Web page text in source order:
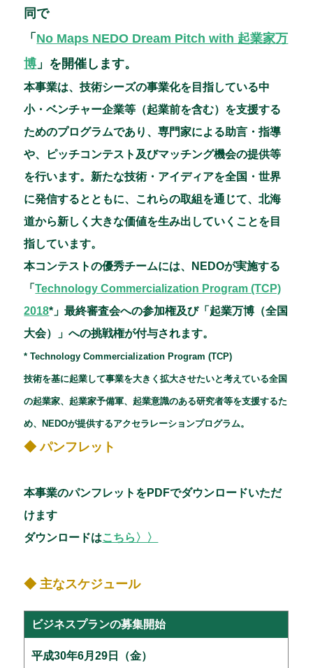
o
k
n
同で
「 No Maps NEDO Dream Pitch with 起業家万
博 」を開催します。
本事業は、技術シーズの事業化を目指している中
小・ベンチャー企業等（起業前を含む）を支援する
ためのプログラムであり、専門家による助言・指導
や、ピッチコンテスト及びマッチング機会の提供等
を行います。新たな技術・アイディアを全国・世界
に発信するとともに、これらの取組を通じて、北海
道から新しく大きな価値を生み出していくことを目
指しています。
本コンテストの優秀チームには、NEDOが実施する
「Technology Commercialization Program (TCP)
2018*」最終審査会への参加権及び「起業万博（全国
大会）」への挑戦権が付与されます。
* Technology Commercialization Program (TCP)
技術を基に起業して事業を大きく拡大させたいと考えている全国
の起業家、起業家予備軍、起業意識のある研究者等を支援するた
め、NEDOが提供するアクセラレーションプログラム。
◆ パンフレット
本事業のパンフレットをPDFでダウンロードいただ
けます
ダウンロードはこちら〉〉
◆ 主なスケジュール
ビジネスプランの募集開始
平成30年6月29日（金）